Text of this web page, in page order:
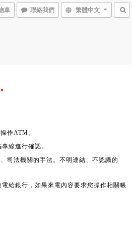
車 聯絡我們 繁體中文
作ATM。
線進行確認。
司法機關的手法。不明連結、不認識的
給銀行，如果來電內容要求您操作相關帳